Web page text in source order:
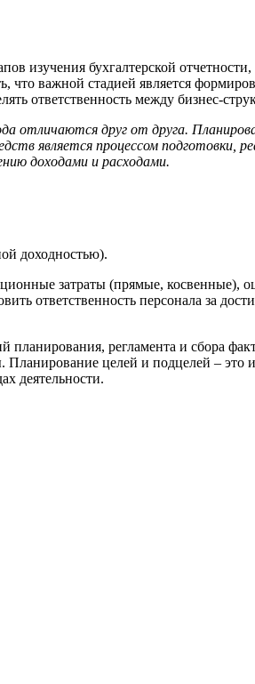
изучения бухгалтерской
что важной стадией является
ответственность между бизнес-
отличаются друг от друга.
является процессом подготовки,
доходами и расходами.
доходностью).
затраты (прямые, косвенные),
ответственность персонала за
регламента и сбора
Планирование целей и подцелей – это
деятельности.